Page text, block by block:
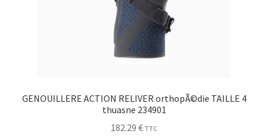
GENOUILLERE ACTION RELIVER orthopÃ©die TAILLE 4
thuasne 234901
182.29 € TTC